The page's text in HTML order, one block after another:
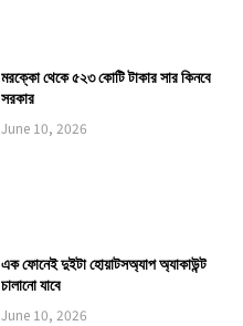
মরক্কো থেকে ৫২৩ কোটি টাকার সার কিনবে
সরকার
June 10, 2026
এক ফোনেই দুইটা হোয়াটসঅ্যাপ অ্যাকাউন্ট
চালানো যাবে
June 10, 2026